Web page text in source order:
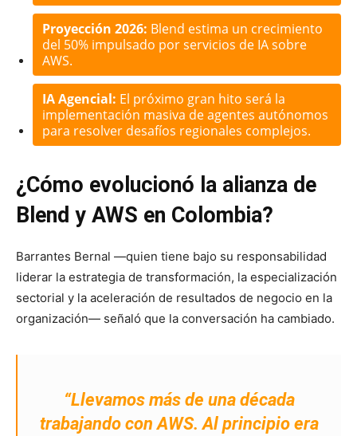
Proyección 2026: Blend estima un crecimiento
del 50% impulsado por servicios de IA sobre
AWS.
IA Agencial: El próximo gran hito será la
implementación masiva de agentes autónomos
para resolver desafíos regionales complejos.
¿Cómo evolucionó la alianza de
Blend y AWS en Colombia?
Barrantes Bernal —quien tiene bajo su responsabilidad
liderar la estrategia de transformación, la especialización
sectorial y la aceleración de resultados de negocio en la
organización— señaló que la conversación ha cambiado.
“Llevamos más de una década
trabajando con AWS. Al principio era